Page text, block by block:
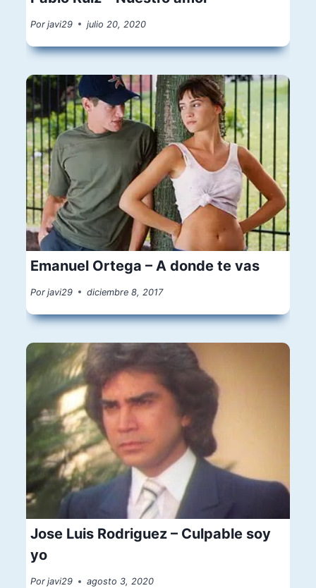
Por javi29 julio 20, 2020
Emanuel Ortega – A donde te vas
Por javi29 diciembre 8, 2017
Jose Luis Rodriguez – Culpable soy
yo
Por javi29 agosto 3, 2020